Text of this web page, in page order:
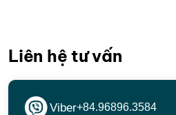
Liên hệ tư vấn
Viber+84.96896.3584